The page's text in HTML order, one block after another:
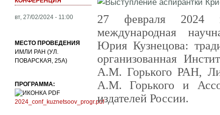
вт, 27/02/2024 - 11:00
МЕСТО ПРОВЕДЕНИЯ
ИМЛИ РАН (УЛ.
ПОВАРСКАЯ, 25А)
ПРОГРАММА:
2024_conf_kuznetsoov_progr.pdf
27 февраля
международная
Юрия Кузнецова:
организованная
А.М. Горького РАН,
А.М. Горького и
издателей России.